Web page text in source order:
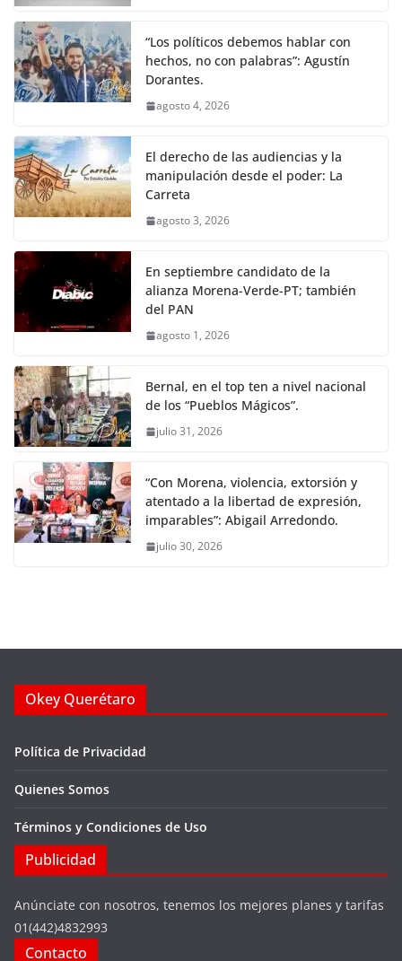
“Los políticos debemos hablar con
hechos, no con palabras”: Agustín
Dorantes.
agosto 4, 2026
El derecho de las audiencias y la
manipulación desde el poder: La
Carreta
agosto 3, 2026
En septiembre candidato de la
alianza Morena-Verde-PT; también
del PAN
agosto 1, 2026
Bernal, en el top ten a nivel nacional
de los “Pueblos Mágicos”.
julio 31, 2026
“Con Morena, violencia, extorsión y
atentado a la libertad de expresión,
imparables”: Abigail Arredondo.
julio 30, 2026
Okey Querétaro
Política de Privacidad
Quienes Somos
Términos y Condiciones de Uso
Publicidad
Anúnciate con nosotros, tenemos los mejores planes y tarifas
01(442)4832993
Contacto